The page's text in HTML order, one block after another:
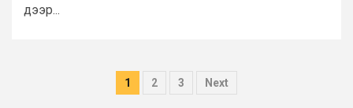
дээр...
Posts
1 2 3 Next